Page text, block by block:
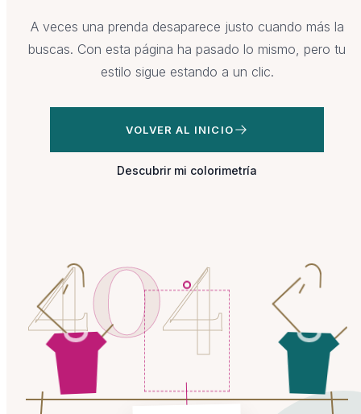
A veces una prenda desaparece justo cuando más la
buscas. Con esta página ha pasado lo mismo, pero tu
estilo sigue estando a un clic.
VOLVER AL INICIO
Descubrir mi colorimetría
404